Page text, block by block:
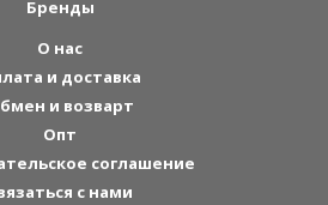
Бренды
О нас
и доставка
и возварт
Опт
соглашение
с нами